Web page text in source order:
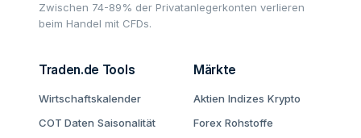
Zwischen 74-89% der Privatanlegerkonten verlieren
beim Handel mit CFDs.
Traden.de Tools
Wirtschaftskalender
COT Daten Saisonalität
Märkte
Aktien Indizes Krypto
Forex Rohstoffe